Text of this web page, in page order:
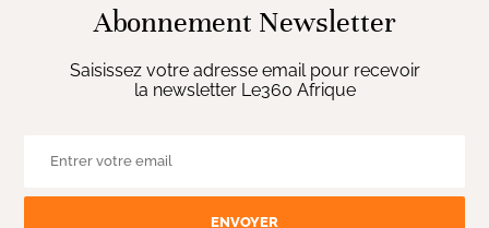
Abonnement Newsletter
Saisissez votre adresse email pour recevoir
la newsletter Le360 Afrique
ENVOYER